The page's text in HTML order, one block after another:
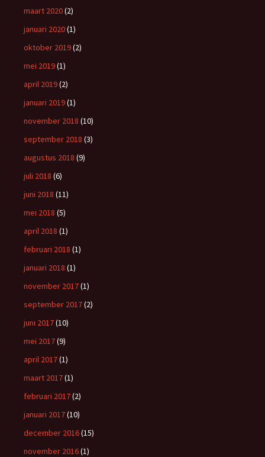
maart 2020(2)
januari 2020(1)
oktober 2019(2)
mei 2019(1)
april 2019(2)
januari 2019(1)
november 2018 (10)
september 2018 (3)
augustus 2018 (9)
juli 2018 (6)
juni 2018 (11)
mei 2018 (5)
april 2018 (1)
februari 2018 (1)
januari 2018 (1)
november 2017(1)
september 2017(2)
juni 2017(10)
mei 2017(9)
april 2017(1)
maart 2017(1)
februari 2017(2)
januari 2017(10)
december 2016(15)
november 2016(1)